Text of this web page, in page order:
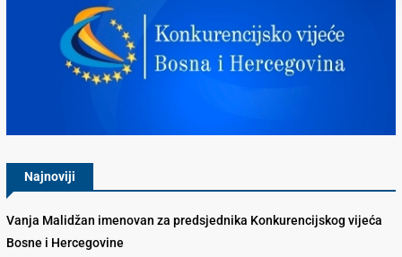
Najnoviji
Vanja Malidžan imenovan za predsjednika Konkurencijskog vijeća
Bosne i Hercegovine